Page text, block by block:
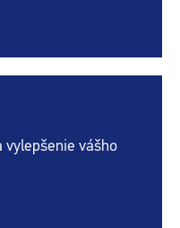
vášho